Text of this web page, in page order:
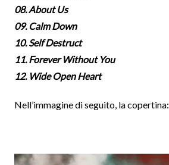
08. About Us
09. Calm Down
10. Self Destruct
11. Forever Without You
12. Wide Open Heart
Nell’immagine di seguito, la copertina: